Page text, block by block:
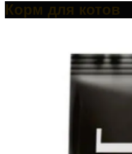
Корм для котов